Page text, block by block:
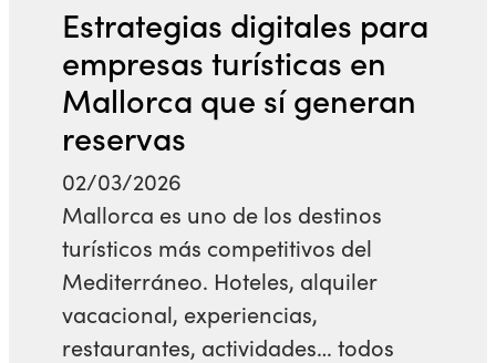
Estrategias digitales para
empresas turísticas en
Mallorca que sí generan
reservas
02/03/2026
Mallorca es uno de los destinos
turísticos más competitivos del
Mediterráneo. Hoteles, alquiler
vacacional, experiencias,
restaurantes, actividades… todos